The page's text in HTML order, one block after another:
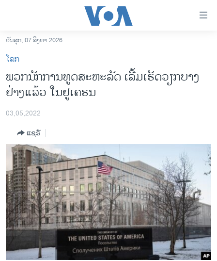
ເຂົ້າ
ຫາ
ຂ້າມ
ຂ້າມ
ຫາ
ອາເມຣິກາ
ການເລືອກຕັ້ງ ປະທານາທີບໍດີ ສະຫະລັດ 2024
ຂ່າວ​ຈີນ
ໂລກ
ເອເຊຍ
ອິດສະຫຼະພາບດ້ານການຂ່າວ
ຊີວິດຊາວລາວ
ຊຸມຊົນຊາວລາວ
ວິທະຍາສາດ-ເທັກໂນໂລຈີ
ທຸລະກິດ
ວັນສຸກ, 07 ສິງຫາ 2026
ໂລກ
ພວກ​ນັກ​ການ​ທູດ​ສະ​ຫະ​ລັດ ເລີ້ມ​ເຮັດ​ວຽກ​ບາງ​
ຢ່າງ​ແລ້ວ ໃນ​ຢູ​ເຄ​ຣນ
03,05,2022
ແຊຣ໌